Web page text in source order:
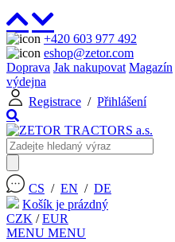
+420 603 977 492
eshop@zetor.com
Doprava Jak nakupovat Magazín
výdejna
Registrace / Přihlášení
CS / EN / DE
Košík je prázdný
CZK /EUR
MENU MENU